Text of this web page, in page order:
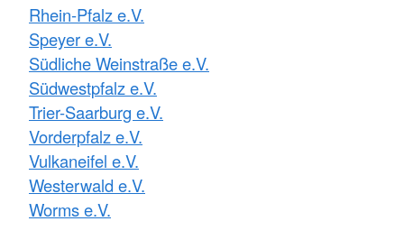
Rhein-Pfalz e.V.
Speyer e.V.
Südliche Weinstraße e.V.
Südwestpfalz e.V.
Trier-Saarburg e.V.
Vorderpfalz e.V.
Vulkaneifel e.V.
Westerwald e.V.
Worms e.V.